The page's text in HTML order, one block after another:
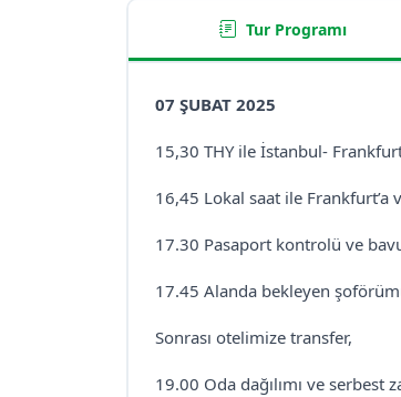
Tur Programı
07 ŞUBAT 2025
15,30 THY ile İstanbul-
16,45 Lokal saat ile Frankfurt’a
17.30 Pasaport kontrolü ve
17.45 Alanda bekleyen
Sonrası otelimize transfer,
19.00 Oda dağılımı ve serbest